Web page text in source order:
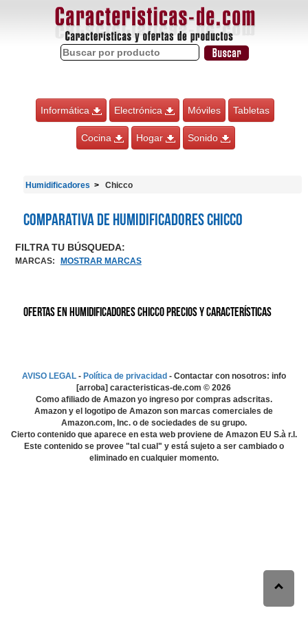
Informática Electrónica Móviles Tabletas
Cocina Hogar Sonido
Humidificadores Chicco
Comparativa de Humidificadores Chicco
FILTRA TU BÚSQUEDA:
MARCAS: MOSTRAR MARCAS
Ofertas en Humidificadores Chicco precios y características
AVISO LEGAL- Política de privacidad - Contactar con nosotros: info
[arroba] caracteristicas-de.com ©2026
Como afiliado de Amazon yo ingreso por compras adscritas.
Amazon y el logotipo de Amazon son marcas comerciales de
Amazon.com, Inc. o de sociedades de su grupo.
Cierto contenido que aparece en esta web proviene de Amazon EU S.à r.l.
Este contenido se provee "tal cual" y está sujeto a ser cambiado o
eliminado en cualquier momento.